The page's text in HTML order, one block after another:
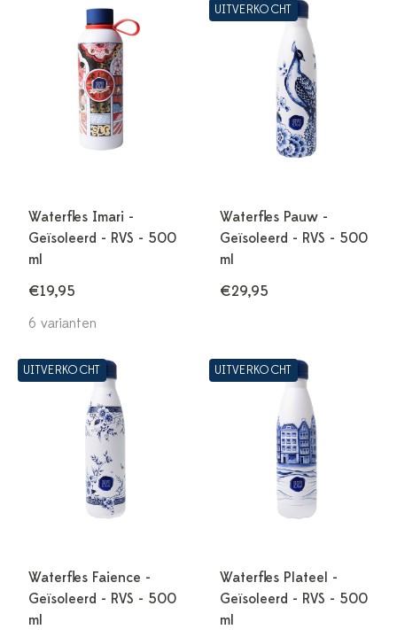
Waterfles Imari -
Geïsoleerd - RVS - 500
ml
€19,95
6 varianten
UITVERKOCHT
Waterfles Pauw -
Geïsoleerd - RVS - 500
ml
€29,95
UITVERKOCHT
Waterfles Faience -
Geïsoleerd - RVS - 500
ml
UITVERKOCHT
Waterfles Plateel -
Geïsoleerd - RVS - 500
ml